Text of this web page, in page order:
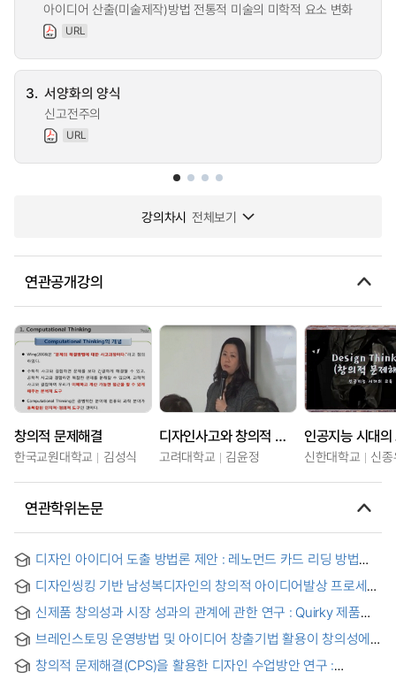
아이디어 산출(미술제작)방법 전통적 미술의 미학적 요소 변화
URL
3. 서양화의 양식
신고전주의
URL
강의차시 전체보기
연관공개강의
창의적 문제해결
한국교원대학교 김성식
디자인사고와 창의적 문제해결
고려대학교 김윤정 신한대학교 신
연관학위논문
디자인 아이디어 도출 방법론 제안 : 레노먼드 카드 리딩 방법
중심으로 = Suggesting a useful Design Ideation Method:
By utilizing Lenormand card reading method
디자인씽킹 기반 남성복디자인의 창의적 아이디어발상 프로세스
연구 = A study on creative ideation process of menswear
design based on design thinking
신제품 창의성과 시장 성과의 관계에 관한 연구 : Quirky 제품을
중심으로
브레인스토밍 운영방법 및 아이디어 창출기법 활용이 창의성에
미치는 영향 : 아이디어 양과 질을 중심으로 = The Effects of
Brainstorming Process and Idea Generation Techniques
창의적 문제해결(CPS)을 활용한 디자인 수업방안 연구 :